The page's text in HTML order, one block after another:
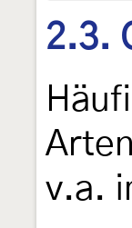
2.3.
v.a.